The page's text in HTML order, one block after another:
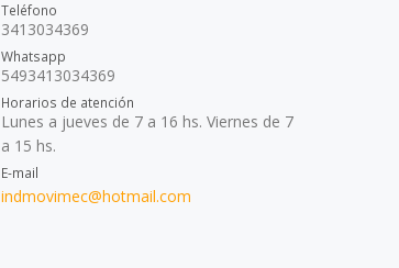
Teléfono
3413034369
Whatsapp
5493413034369
Horarios de atención
Lunes a jueves de 7 a 16 hs. Viernes de 7
a 15 hs.
E-mail
indmovimec@hotmail.com